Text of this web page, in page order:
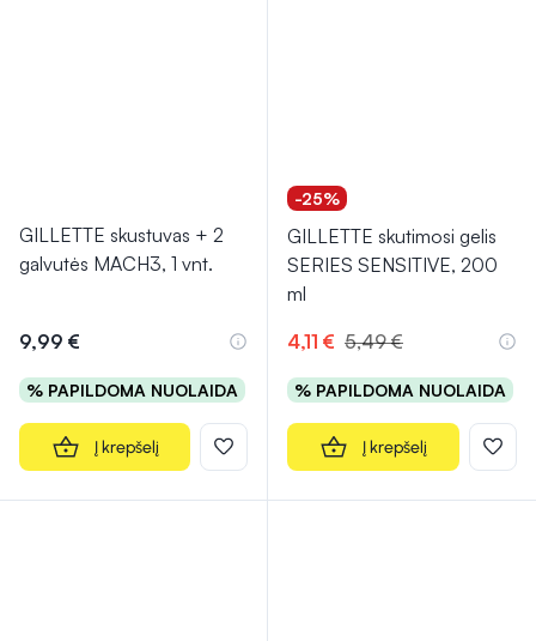
GILLETTE skustuvas + 2
galvutės MACH3, 1 vnt.
9,99 €
% PAPILDOMA NUOLAIDA
Į krepšelį
-25%
GILLETTE skutimosi gelis
SERIES SENSITIVE, 200
ml
4,11 € 5,49 €
% PAPILDOMA NUOLAIDA
Į krepšelį